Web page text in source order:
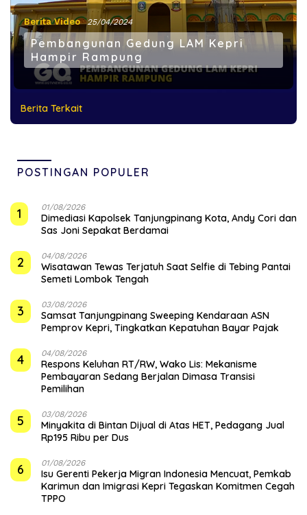
Berita Video 25/04/2024
Pembangunan Gedung LAM Kepri
Hampir Rampung
Berita Terkait
POSTINGAN POPULER
1 01/08/2026
Dimediasi Kapolsek Tanjungpinang Kota, Andy Cori dan
Sas Joni Sepakat Berdamai
2 04/08/2026
Wisatawan Tewas Terjatuh Saat Selfie di Tebing Pantai
Semeti Lombok Tengah
3 03/08/2026
Samsat Tanjungpinang Sweeping Kendaraan ASN
Pemprov Kepri, Tingkatkan Kepatuhan Bayar Pajak
4 04/08/2026
‎Respons Keluhan RT/RW, Wako Lis: Mekanisme
Pembayaran Sedang Berjalan Dimasa Transisi
Pemilihan
5 03/08/2026
Minyakita di Bintan Dijual di Atas HET, Pedagang Jual
Rp195 Ribu per Dus
6 01/08/2026
Isu Gerenti Pekerja Migran Indonesia Mencuat, Pemkab
Karimun dan Imigrasi Kepri Tegaskan Komitmen Cegah
TPPO